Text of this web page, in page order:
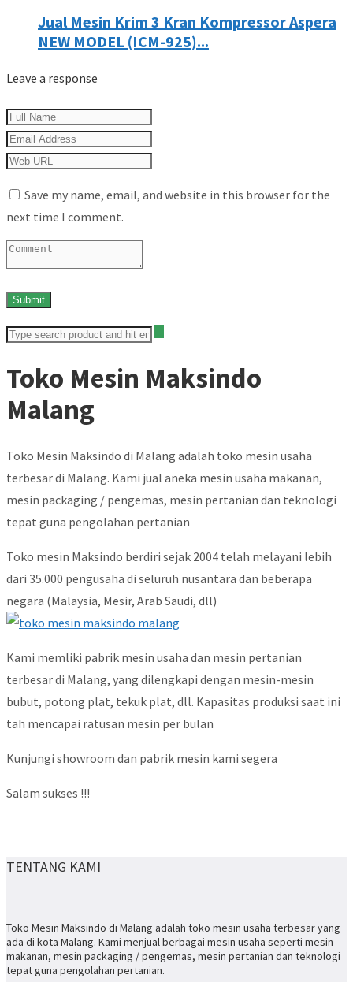
Jual Mesin Krim 3 Kran Kompressor Aspera
NEW MODEL (ICM-925)...
Leave a response
Save my name, email, and website in this browser for the
next time I comment.
Toko Mesin Maksindo
Malang
Toko Mesin Maksindo di Malang adalah toko mesin usaha
terbesar di Malang. Kami jual aneka mesin usaha makanan,
mesin packaging / pengemas, mesin pertanian dan teknologi
tepat guna pengolahan pertanian
Toko mesin Maksindo berdiri sejak 2004 telah melayani lebih
dari 35.000 pengusaha di seluruh nusantara dan beberapa
negara (Malaysia, Mesir, Arab Saudi, dll)
Kami memliki pabrik mesin usaha dan mesin pertanian
terbesar di Malang, yang dilengkapi dengan mesin-mesin
bubut, potong plat, tekuk plat, dll. Kapasitas produksi saat ini
tah mencapai ratusan mesin per bulan
Kunjungi showroom dan pabrik mesin kami segera
Salam sukses !!!
TENTANG KAMI
Toko Mesin Maksindo di Malang adalah toko mesin usaha terbesar yang
ada di kota Malang. Kami menjual berbagai mesin usaha seperti mesin
makanan, mesin packaging / pengemas, mesin pertanian dan teknologi
tepat guna pengolahan pertanian.